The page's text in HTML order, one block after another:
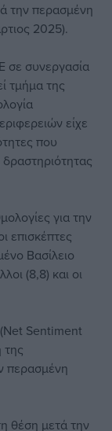
την περασμένη
2025).
σε συνεργασία
τμήμα της
είχε
που
για την
επισκέπτες
Βασίλειο
(8,8) και οι
Sentiment
της
περασμένη
θέση μετά την